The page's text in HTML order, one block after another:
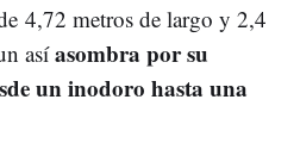
4,72 metros de largo y 2,4
asíasombra por su
un inodoro hasta una